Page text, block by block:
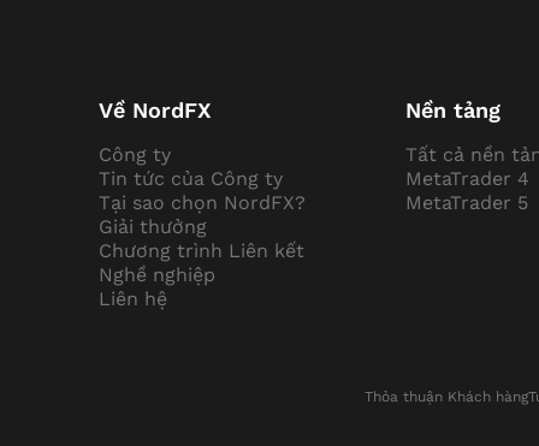
Về NordFX
Công ty
Tin tức của Công ty
Tại sao chọn NordFX?
Giải thưởng
Chương trình Liên kết
Nghề nghiệp
Liên hệ
Nền tảng
Tất cả nền
MetaTrader 4
MetaTrader 5
Thỏa thuận Khách hàng